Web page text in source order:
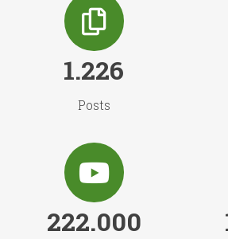
1.226
Posts
222.000